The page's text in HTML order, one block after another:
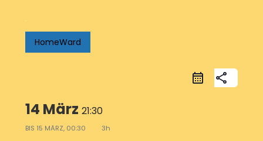
HomeWard
share
14 März 21:30
BIS 15 MÄRZ, 00:30 3h